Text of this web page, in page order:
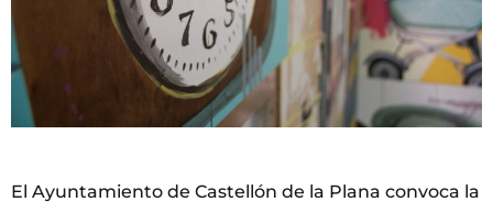
El Ayuntamiento de Castellón de la Plana convoca la